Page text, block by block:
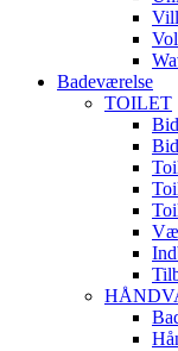
Badeværelse
TOILET